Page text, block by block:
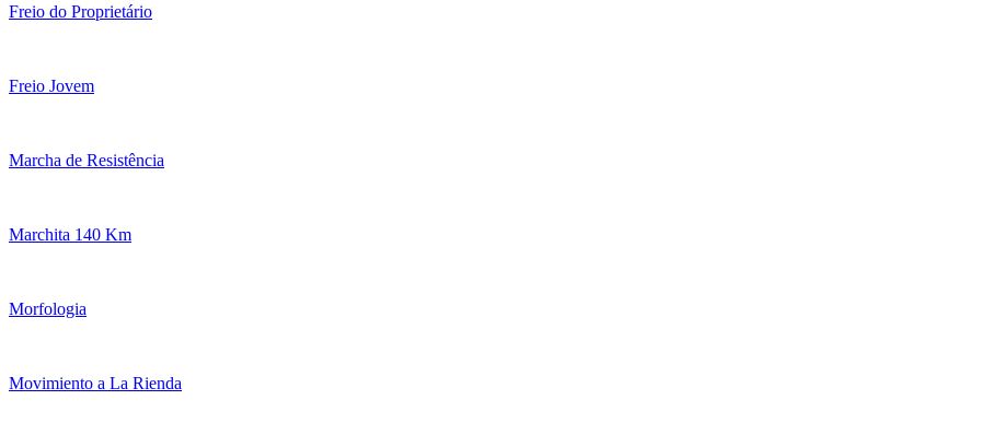
Freio do Proprietário
Freio Jovem
Marcha de Resistência
Marchita 140 Km
Morfologia
Movimiento a La Rienda